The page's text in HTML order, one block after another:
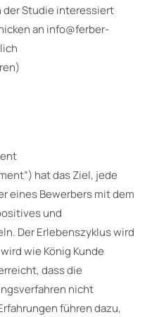
der Studie interessiert
an info@ferber-
hat das Ziel, jede
eines Bewerbers mit dem
und
Der Erlebenszyklus wird
wie König Kunde
dass die
nicht
führen dazu,